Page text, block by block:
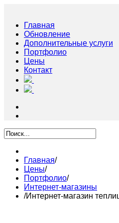
Главная
Обновление
Дополнительные услуги
Портфолио
Цены
Контакт
Главная/
Цены/
Портфолио/
Интернет-магазины
/Интернет-магазин